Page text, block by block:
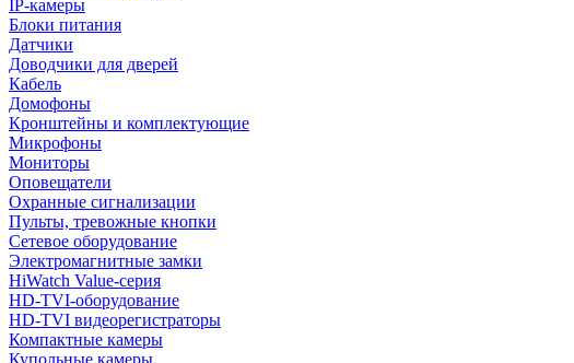
IP-камеры
Блоки питания
Датчики
Доводчики для дверей
Кабель
Домофоны
Кронштейны и комплектующие
Микрофоны
Мониторы
Оповещатели
Охранные сигнализации
Пульты, тревожные кнопки
Сетевое оборудование
Электромагнитные замки
HiWatch Value-серия
HD-TVI-оборудование
HD-TVI видеорегистраторы
Компактные камеры
Купольные камеры